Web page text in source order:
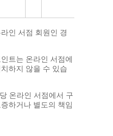
인 서점 회원인 경
트는 온라인 서점에
하지 않을 수 있습
온라인 서점에서 구
하거나 별도의 책임